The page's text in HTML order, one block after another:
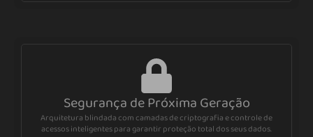
Segurança de Próxima Geração
Arquitetura blindada com camadas de criptografia e controle de
acessos inteligentes para garantir proteção total dos seus dados.